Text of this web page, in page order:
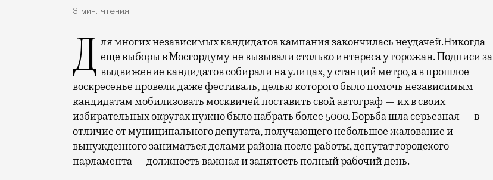
3 мин. чтения
Для многих независимых кандидатов кампания закончилась неудачей.Никогда
еще выборы в Мосгордуму не вызывали столько интереса у горожан. Подписи за
выдвижение кандидатов собирали на улицах, у станций метро, а в прошлое
воскресенье провели даже фестиваль, целью которого было помочь независимым
кандидатам мобилизовать москвичей поставить свой автограф — их в своих
избирательных округах нужно было набрать более 5000. Борьба шла серьезная — в
отличие от муниципального депутата, получающего небольшое жалование и
вынужденного заниматься делами района после работы, депутат городского
парламента — должность важная и занятость полный рабочий день.